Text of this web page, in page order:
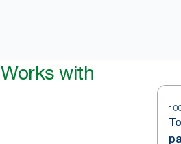
Works with